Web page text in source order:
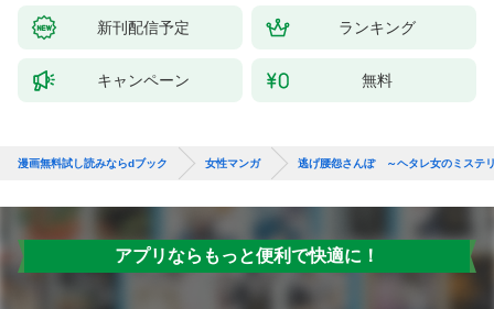
新刊配信予定 ランキング
キャンペーン 無料
漫画無料試し読みならdブック 女性マンガ 逃げ腰怨さんぽ ～ヘタレ女のミステ
アプリならもっと便利で快適に！